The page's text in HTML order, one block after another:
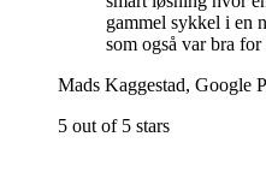
gammel sykkel i en
som også var bra
Mads Kaggestad, Google
5 out of 5 stars